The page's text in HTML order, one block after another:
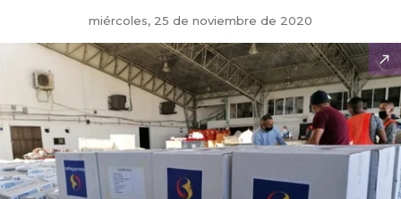
miércoles, 25 de noviembre de 2020